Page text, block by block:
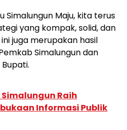
Simalungun Maju, kita terus
yang kompak, solid, dan
juga merupakan hasil
Simalungun dan
Raih
Informasi Publik